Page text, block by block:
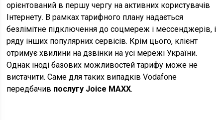
орієнтований в першу чергу на активних користувачів
Інтернету. В рамках тарифного плану надається
безлімітне підключення до соцмереж і мессенджерів, і
ряду інших популярних сервісів. Крім цього, клієнт
отримує хвилини на дзвінки на усі мережі України.
Однак іноді базових можливостей тарифу може не
вистачити. Саме для таких випадків Vodafone
передбачив послугу Joice MAXX.